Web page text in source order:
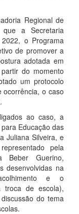
Regional de
que a Secretaria
o Programa
de promover a
adotada em
do momento
um protocolo
ocorrência, o caso
ao caso, a
Educação das
Juliana Silveira, e
pela
Beber Guerino,
desenvolvidas na
e o
troca de escola),
do tema